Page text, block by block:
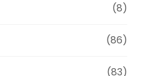
(8)
(86)
(83)